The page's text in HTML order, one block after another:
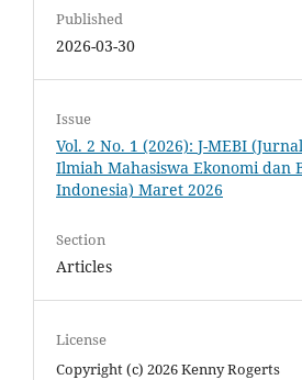
Published
2026-03-30
Issue
Vol. 2 No. 1 (2026): J-MEBI (Jurnal
Ilmiah Mahasiswa Ekonomi dan
Indonesia) Maret 2026
Section
Articles
License
Copyright (c) 2026 Kenny Rogerts